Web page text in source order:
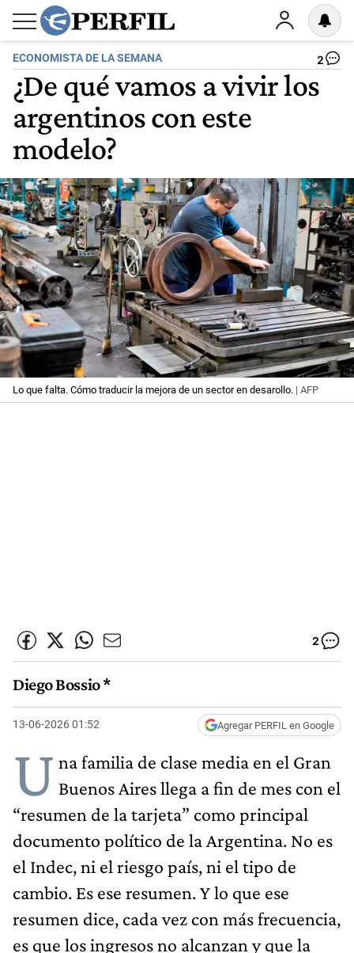
ECONOMISTA DE LA SEMANA 2
¿De qué vamos a vivir los
argentinos con este
modelo?
Lo que falta. Cómo traducir la mejora de un sector en desarollo. | AFP
2
Diego Bossio *
13-06-2026 01:52 Agregar PERFIL en Google
U na familia de clase media en el Gran
Buenos Aires llega a fin de mes con el
“resumen de la tarjeta” como principal
documento político de la Argentina. No es
el Indec, ni el riesgo país, ni el tipo de
cambio. Es ese resumen. Y lo que ese
resumen dice, cada vez con más frecuencia,
es que los ingresos no alcanzan y que la